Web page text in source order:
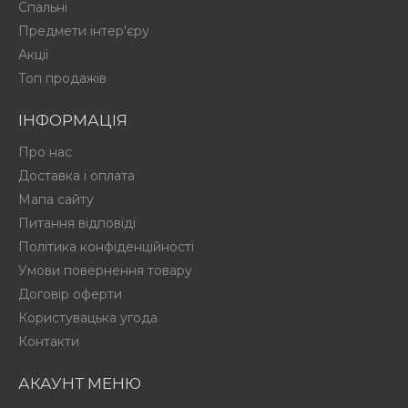
Спальні
Предмети інтер'єру
Акції
Топ продажів
ІНФОРМАЦІЯ
Про нас
Доставка і оплата
Мапа сайту
Питання відповіді
Політика конфіденційності
Умови повернення товару
Договір оферти
Користувацька угода
Контакти
АКАУНТ МЕНЮ